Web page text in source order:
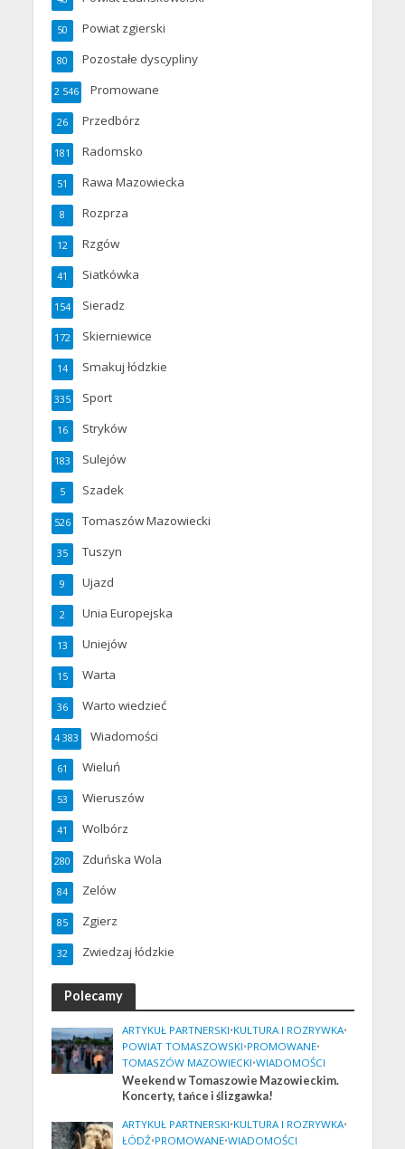
Powiat zgierski
50
Pozostałe dyscypliny
80
Promowane
2 546
Przedbórz
26
Radomsko
181
Rawa Mazowiecka
51
Rozprza
8
Rzgów
12
Siatkówka
41
Sieradz
154
Skierniewice
172
Smakuj łódzkie
14
Sport
335
Stryków
16
Sulejów
183
Szadek
5
Tomaszów Mazowiecki
526
Tuszyn
35
Ujazd
9
Unia Europejska
2
Uniejów
13
Warta
15
Warto wiedzieć
36
Wiadomości
4 383
Wieluń
61
Wieruszów
53
Wolbórz
41
Zduńska Wola
280
Zelów
84
Zgierz
85
Zwiedzaj łódzkie
32
Polecamy
ARTYKUŁ PARTNERSKI•KULTURA I ROZRYWKA•
POWIAT TOMASZOWSKI•PROMOWANE•
TOMASZÓW MAZOWIECKI•WIADOMOŚCI
Weekend w Tomaszowie Mazowieckim.
Koncerty, tańce i ślizgawka!
ARTYKUŁ PARTNERSKI•KULTURA I ROZRYWKA•
ŁÓDŹ•PROMOWANE•WIADOMOŚCI